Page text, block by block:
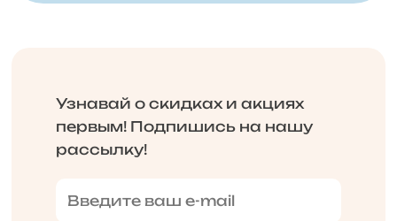
Узнавай о скидках и акциях
первым! Подпишись на нашу
рассылку!